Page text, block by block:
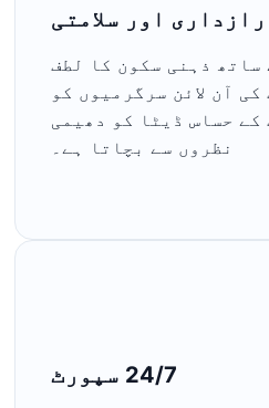
اور سلامتی
ساتھ ذہنی سکون کا لطف
آن لائن سرگرمیوں کو
کے حساس ڈیٹا کو دھیمی
نظروں سے بچاتا ہے۔
24/7 سپورٹ